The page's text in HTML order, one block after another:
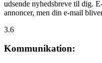
udsende nyhedsbreve til dig.
annoncer, men din e-mail
3.6
Kommunikation: